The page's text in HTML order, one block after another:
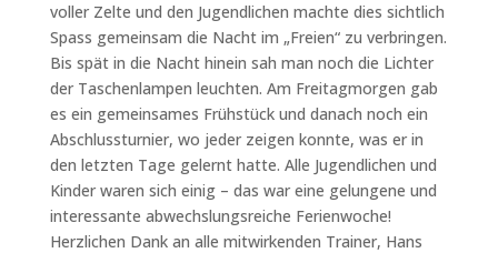
voller Zelte und den Jugendlichen machte dies sichtlich
Spass gemeinsam die Nacht im „Freien“ zu verbringen.
Bis spät in die Nacht hinein sah man noch die Lichter
der Taschenlampen leuchten. Am Freitagmorgen gab
es ein gemeinsames Frühstück und danach noch ein
Abschlussturnier, wo jeder zeigen konnte, was er in
den letzten Tage gelernt hatte. Alle Jugendlichen und
Kinder waren sich einig – das war eine gelungene und
interessante abwechslungsreiche Ferienwoche!
Herzlichen Dank an alle mitwirkenden Trainer, Hans